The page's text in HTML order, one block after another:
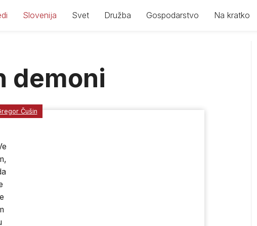
Slovenija Svet Družba Gospodarstvo Na kratko
demoni
Čušin